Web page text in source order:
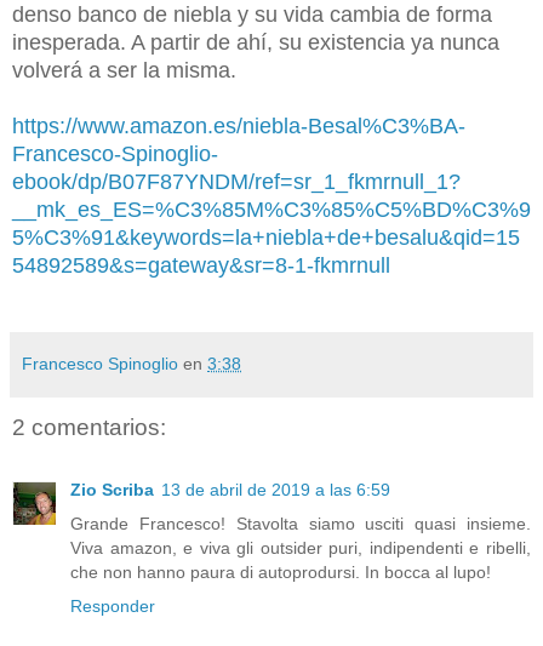
denso banco de niebla y su vida cambia de forma
inesperada. A partir de ahí, su existencia ya nunca
volverá a ser la misma.
https://www.amazon.es/niebla-Besal%C3%BA-
Francesco-Spinoglio-
ebook/dp/B07F87YNDM/ref=sr_1_fkmrnull_1?
__mk_es_ES=%C3%85M%C3%85%C5%BD%C3%9
5%C3%91&keywords=la+niebla+de+besalu&qid=15
54892589&s=gateway&sr=8-1-fkmrnull
Francesco Spinoglio en 3:38
2 comentarios:
Zio Scriba 13 de abril de 2019 a las 6:59
Grande Francesco! Stavolta siamo usciti quasi insieme.
Viva amazon, e viva gli outsider puri, indipendenti e ribelli,
che non hanno paura di autoprodursi. In bocca al lupo!
Responder